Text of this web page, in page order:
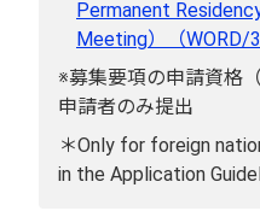
Permanent
Meeting）（WORD/
※募集要項の申請資格
申請者のみ提出
＊Only for foreign
in the Application